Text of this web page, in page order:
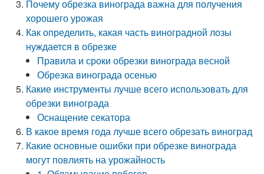
Почему обрезка винограда важна для получения
хорошего урожая
Как определить, какая часть виноградной лозы
нуждается в обрезке
Правила и сроки обрезки винограда весной
Обрезка винограда осенью
Какие инструменты лучше всего использовать для
обрезки винограда
Оснащение секатора
В какое время года лучше всего обрезать виноград
Какие основные ошибки при обрезке винограда
могут повлиять на урожайность